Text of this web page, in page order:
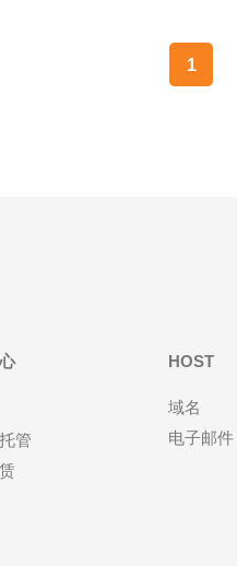
1
管
HOST
域名
电子邮件